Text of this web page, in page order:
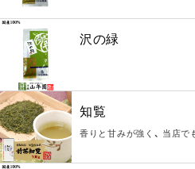
沢の緑
知覧
香りと甘みが強く、 当店で